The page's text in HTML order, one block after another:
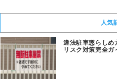
人気
違法駐車懲らしめ
リスク対策完全ガ